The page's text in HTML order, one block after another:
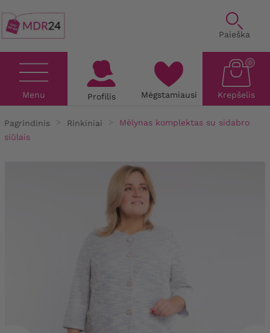
Paieška
Menu Profilis Mėgstamiausi Krepšelis
0
Pagrindinis Rinkiniai
Mėlynas komplektas su sidabro
siūlais